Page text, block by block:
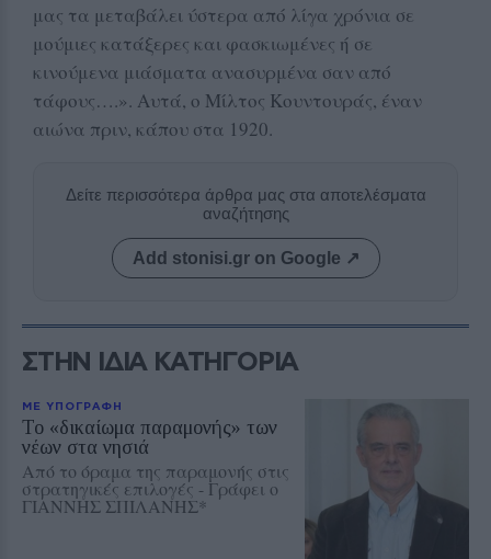
μας τα μεταβάλει ύστερα από λίγα χρόνια σε
μούμιες κατάξερες και φασκιωμένες ή σε
κινούμενα μιάσματα ανασυρμένα σαν από
τάφους….». Αυτά, ο Μίλτος Κουντουράς, έναν
αιώνα πριν, κάπου στα 1920.
Δείτε περισσότερα άρθρα μας στα αποτελέσματα
αναζήτησης
Add stonisi.gr on Google ↗
ΣΤΗΝ ΙΔΙΑ ΚΑΤΗΓΟΡΙΑ
ΜΕ ΥΠΟΓΡΑΦΗ
Το «δικαίωμα παραμονής» των
νέων στα νησιά
Από το όραμα της παραμονής στις
στρατηγικές επιλογές - Γράφει ο
ΓΙΑΝΝΗΣ ΣΠΙΛΑΝΗΣ*